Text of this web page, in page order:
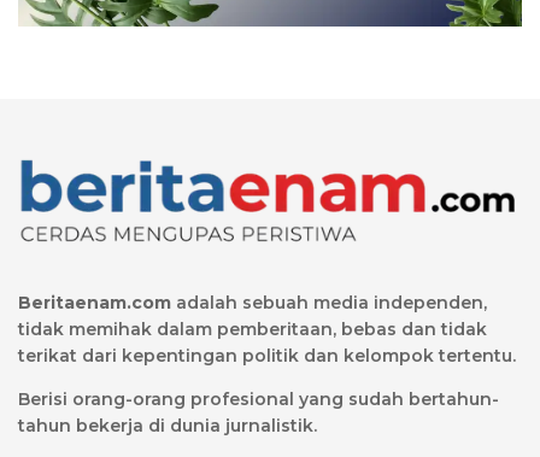
Beritaenam.com adalah sebuah media independen,
tidak memihak dalam pemberitaan, bebas dan tidak
terikat dari kepentingan politik dan kelompok tertentu.
Berisi orang-orang profesional yang sudah bertahun-
tahun bekerja di dunia jurnalistik.